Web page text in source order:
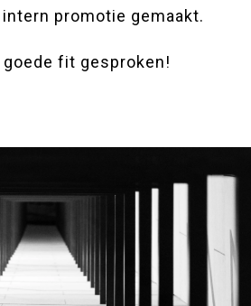
promotie gemaakt.
goede fit gesproken!